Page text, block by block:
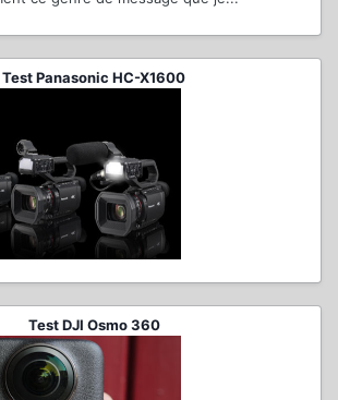
Test Panasonic HC-X1600
Test DJI Osmo 360